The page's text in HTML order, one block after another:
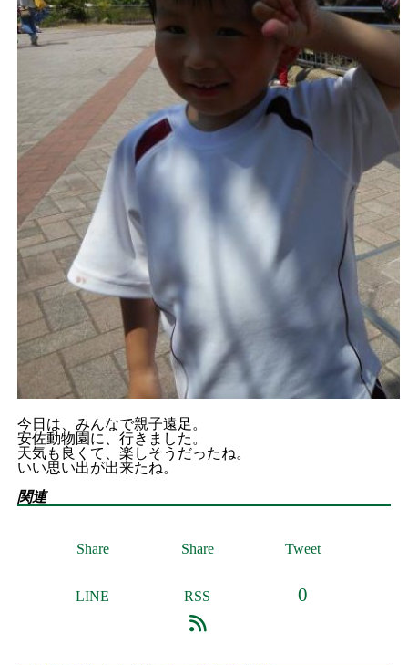
今日は、みんなで親子遠足。
安佐動物園に、行きました。
天気も良くて、楽しそうだったね。
いい思い出が出来たね。
関連
Share Share Tweet
LINE RSS 0